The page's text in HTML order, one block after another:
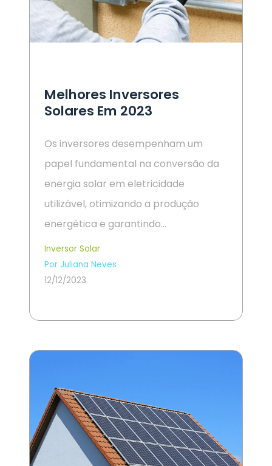
Melhores Inversores
Solares Em 2023
Os inversores desempenham um
papel fundamental na conversão da
energia solar em eletricidade
utilizável, otimizando a produção
energética e garantindo…
Inversor Solar
Por Juliana Neves
12/12/2023